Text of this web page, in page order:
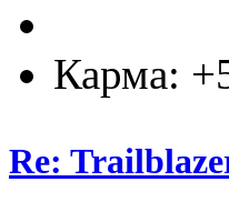
Карма:
Re: